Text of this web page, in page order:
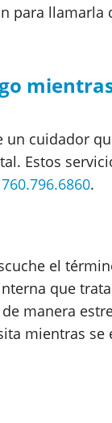
para llamarla
cuidador
Estos
760.796.6860.
el
que
manera
mientras se